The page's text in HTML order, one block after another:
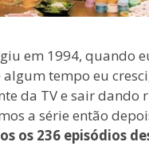
em 1994, quando
tempo eu
da TV e sair
a série então
os 236 episódios